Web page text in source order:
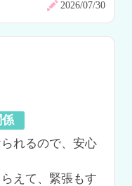
2026/07/30
れるので、安心
えて、緊張もす